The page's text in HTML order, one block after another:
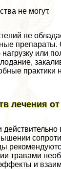
не могут.
не
или
пpaктики
лечения
травами
и